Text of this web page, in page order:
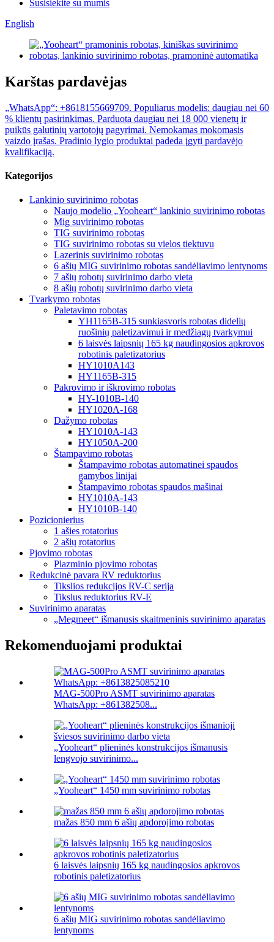
Susisiekite su mumis
English
Karštas pardavėjas
„WhatsApp“: +8618155669709. Populiarus modelis: daugiau nei 60
% klientų pasirinkimas. Parduota daugiau nei 18 000 vienetų ir
puikūs galutinių vartotojų pagyrimai. Nemokamas mokomasis
vaizdo įrašas. Pradinio lygio produktai padeda įgyti pardavėjo
kvalifikaciją.
Kategorijos
Lankinio suvirinimo robotas
Naujo modelio „Yooheart“ lankinio suvirinimo robotas
Mig suvirinimo robotas
TIG suvirinimo robotas
TIG suvirinimo robotas su vielos tiektuvu
Lazerinis suvirinimo robotas
6 ašių MIG suvirinimo robotas sandėliavimo lentynoms
7 ašių robotų suvirinimo darbo vieta
8 ašių robotų suvirinimo darbo vieta
Tvarkymo robotas
Paletavimo robotas
YH1165B-315 sunkiasvoris robotas didelių
ruošinių paletizavimui ir medžiagų tvarkymui
6 laisvės laipsnių 165 kg naudingosios apkrovos
robotinis paletizatorius
HY1010A143
HY1165B-315
Pakrovimo ir iškrovimo robotas
HY-1010B-140
HY1020A-168
Dažymo robotas
HY1010A-143
HY1050A-200
Štampavimo robotas
Štampavimo robotas automatinei spaudos
gamybos linijai
Štampavimo robotas spaudos mašinai
HY1010A-143
HY1010B-140
Pozicionierius
1 ašies rotatorius
2 ašių rotatorius
Pjovimo robotas
Plazminio pjovimo robotas
Redukcinė pavara RV reduktorius
Tikslios redukcijos RV-C serija
Tikslus reduktorius RV-E
Suvirinimo aparatas
„Megmeet“ išmanusis skaitmeninis suvirinimo aparatas
Rekomenduojami produktai
MAG-500Pro ASMT suvirinimo aparatas
WhatsApp: +861382508...
„Yooheart“ plieninės konstrukcijos išmanusis
lengvojo suvirinimo...
„Yooheart“ 1450 mm suvirinimo robotas
mažas 850 mm 6 ašių apdorojimo robotas
6 laisvės laipsnių 165 kg naudingosios apkrovos
robotinis paletizatorius
6 ašių MIG suvirinimo robotas sandėliavimo
lentynoms